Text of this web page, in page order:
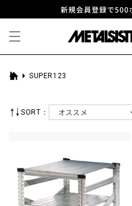
新規会員登録で500
ホ
SUPER123
SORT：